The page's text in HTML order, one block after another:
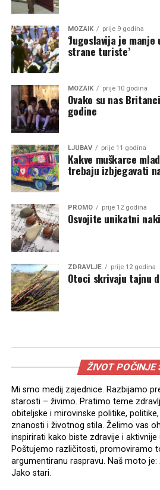
MOZAIK prije 9 godina
‘Jugoslavija je
strane turiste’
MOZAIK prije 10 godina
Ovako su nas
godine
LJUBAV prije 11 godina
Kakve muškarce
trebaju izbjegavati
PROMO prije 12 godina
Osvojite unikatni
ZDRAVLJE prije 12 godina
Otoci skrivaju tajnu
ŽIVOT POČINJE
Mi smo medij zajednice. Razbijamo
starosti – živimo. Pratimo teme
obiteljske i mirovinske politike,
znanosti i životnog stila. Želimo vas
inspirirati kako biste zdravije i aktivnije
Poštujemo različitosti, promoviramo
argumentiranu raspravu. Naš moto
Jako stari.